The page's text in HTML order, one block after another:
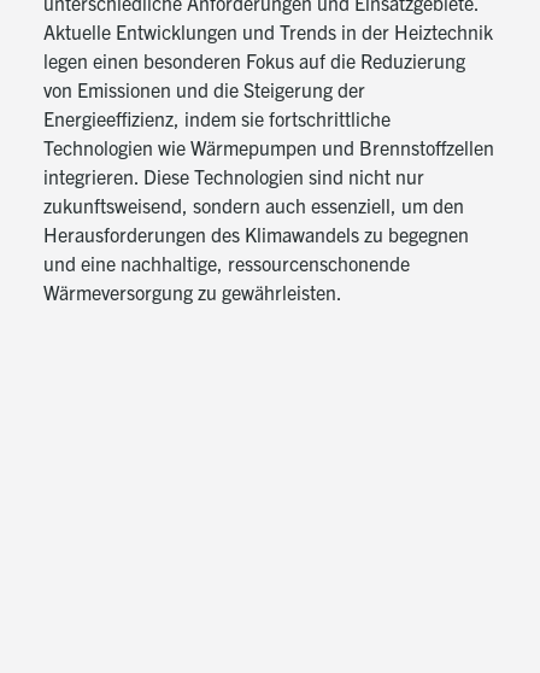
Aktuelle Entwicklungen und Trends in der Heiztechnik
legen einen besonderen Fokus auf die Reduzierung
von Emissionen und die Steigerung der
Energieeffizienz, indem sie fortschrittliche
Technologien wie Wärmepumpen und Brennstoffzellen
integrieren. Diese Technologien sind nicht nur
zukunftsweisend, sondern auch essenziell, um den
Herausforderungen des Klimawandels zu begegnen
und eine nachhaltige, ressourcenschonende
Wärmeversorgung zu gewährleisten.